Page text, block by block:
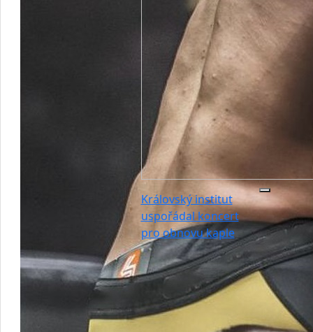
Královský institut
uspořádal koncert
pro obnovu kaple